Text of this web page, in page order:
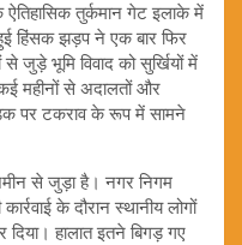
ऐतिहासिक तुर्कमान गेट इलाके में
हिंसक झड़प ने एक बार फिर
जुड़े भूमि विवाद को सुर्खियों में
महीनों से अदालतों और
पर टकराव के रूप में सामने
से जुड़ा है। नगर निगम
के दौरान स्थानीय लोगों
हालात इतने बिगड़ गए